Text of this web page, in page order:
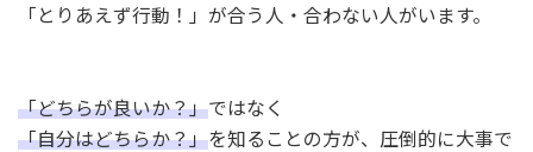
「とりあえず行動！」が合う人・合わない人がいます。
「どちらが良いか？」ではなく
「自分はどちらか？」を知ることの方が、圧倒的に大事で